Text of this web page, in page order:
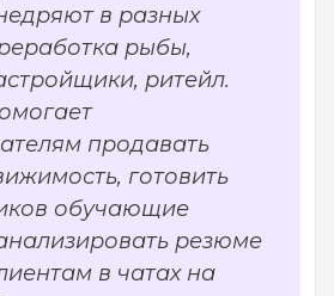
в разных
рыбы,
ритейл.
продавать
готовить
обучающие
резюме
в чатах на